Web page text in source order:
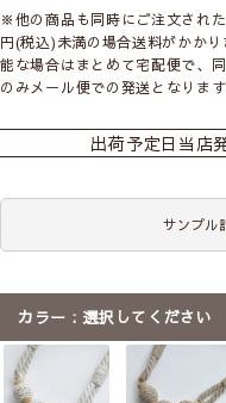
※他の商品も同時にご注文され
円(税込)未満の場合送料がかか
能な場合はまとめて宅配便で、
のみメール便での発送となります
出荷予定日 当店
サンプル
カラー 選択してください